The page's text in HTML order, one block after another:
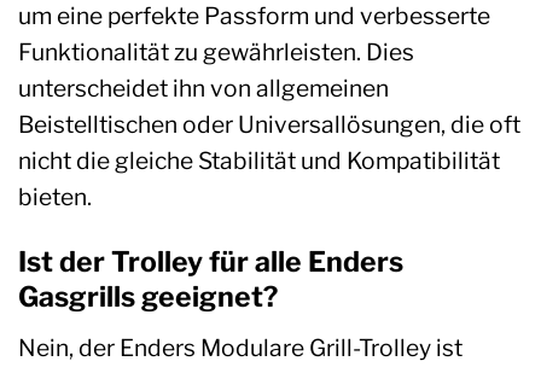
um eine perfekte Passform und verbesserte
Funktionalität zu gewährleisten. Dies
unterscheidet ihn von allgemeinen
Beistelltischen oder Universallösungen, die oft
nicht die gleiche Stabilität und Kompatibilität
bieten.
Ist der Trolley für alle Enders
Gasgrills geeignet?
Nein, der Enders Modulare Grill-Trolley ist